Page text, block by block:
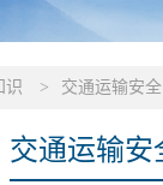
识 > 交通运输安全
交通运输安